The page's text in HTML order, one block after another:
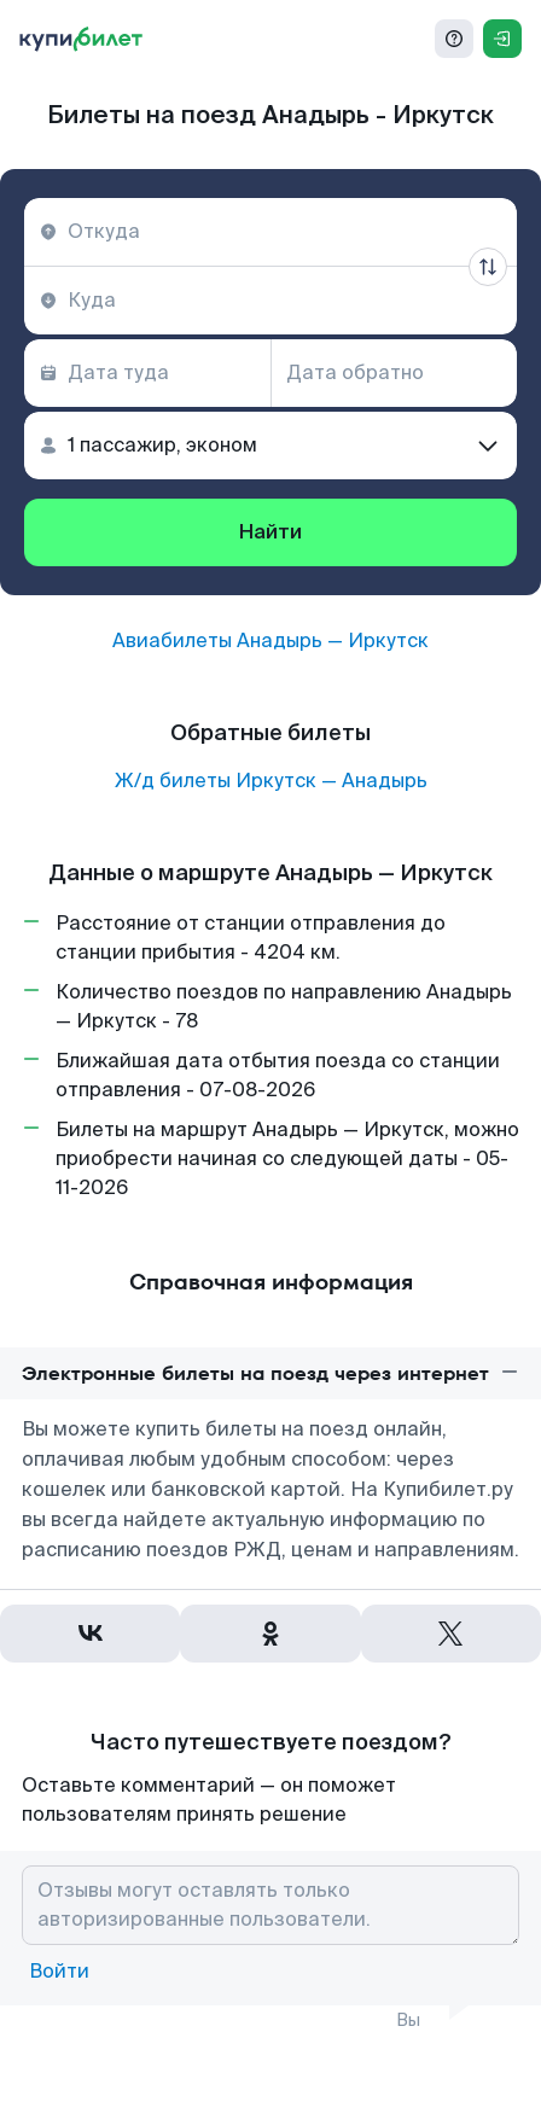
Билеты на поезд Анадырь - Иркутск
Найти
Авиабилеты Анадырь — Иркутск
Обратные билеты
Ж/д билеты Иркутск— Анадырь
Данные о маршруте Анадырь — Иркутск
Расстояние от станции отправления до
станции прибытия - 4204 км.
Количество поездов по направлению Анадырь
— Иркутск - 78
Ближайшая дата отбытия поезда со станции
отправления - 07-08-2026
Билеты на маршрут Анадырь — Иркутск, можно
приобрести начиная со следующей даты - 05-
11-2026
Справочная информация
Электронные билеты на поезд через интернет
Вы можете купить билеты на поезд онлайн,
оплачивая любым удобным способом: через
кошелек или банковской картой. На Купибилет.ру
вы всегда найдете актуальную информацию по
расписанию поездов РЖД, ценам и направлениям.
Часто путешествуете поездом?
Оставьте комментарий — он поможет
пользователям принять решение
Войти
Вы